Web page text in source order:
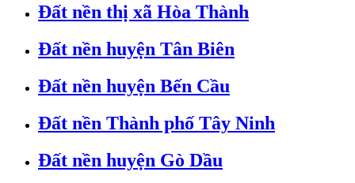
Đất nền thị xã Hòa Thành
Đất nền huyện Tân Biên
Đất nền huyện Bến Cầu
Đất nền Thành phố Tây Ninh
Đất nền huyện Gò Dầu